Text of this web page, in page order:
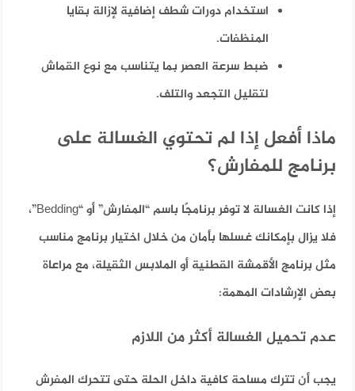
استخدام دورات شطف إضافية لإزالة بقايا
المنظفات.
ضبط سرعة العصر بما يتناسب مع نوع القماش
لتقليل التجعد والتلف.
ماذا أفعل إذا لم تحتوي الغسالة على
برنامج للمفارش؟
إذا كانت الغسالة لا توفر برنامجًا باسم “المفارش” أو “Bedding”،
فلا يزال بإمكانك غسلها بأمان من خلال اختيار برنامج مناسب
مثل برنامج الأقمشة القطنية أو الملابس الثقيلة، مع مراعاة
بعض الإرشادات المهمة:
عدم تحميل الغسالة أكثر من اللازم
يجب أن تترك مساحة كافية داخل الحلة حتى تتحرك المفرش